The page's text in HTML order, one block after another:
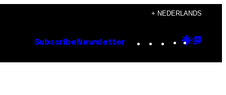
+ NEDERLANDS
Subscribe Newsletter Instagram
TikTok
YouTube
Google